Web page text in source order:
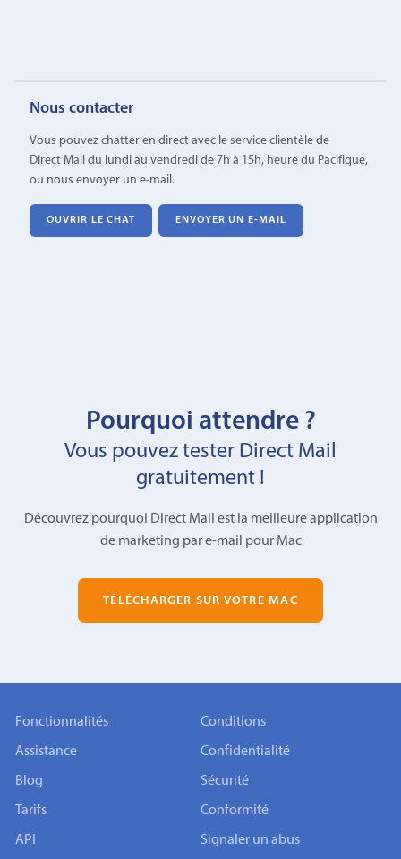
Nous contacter
Vous pouvez chatter en direct avec le service clientèle de
Direct Mail du lundi au vendredi de 7h à 15h, heure du Pacifique,
ou nous envoyer un e-mail.
OUVRIR LE CHAT ENVOYER UN E-MAIL
Pourquoi attendre ?
Vous pouvez tester Direct Mail
gratuitement !
Découvrez pourquoi Direct Mail est la meilleure application
de marketing par e-mail pour Mac
TÉLÉCHARGER SUR VOTRE MAC
Fonctionnalités
Assistance
Blog
Tarifs
API
Conditions
Confidentialité
Sécurité
Conformité
Signaler un abus